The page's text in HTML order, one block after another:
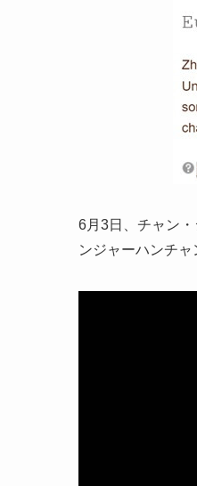
6月3日、チャン
ンジャーハンチャ